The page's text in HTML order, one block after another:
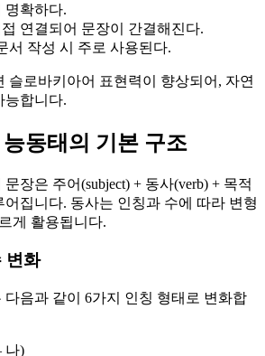
명확하다.
연결되어 문장이 간결해진다.
서 작성 시 주로 사용된다.
슬로바키아어 표현력이 향상되어, 자연
능합니다.
동태의 기본 구조
장은 주어(subject) + 동사(verb) + 목적
어집니다. 동사는 인칭과 수에 따라 변형
게 활용됩니다.
변화
음과 같이 6가지 인칭 형태로 변화합
나)